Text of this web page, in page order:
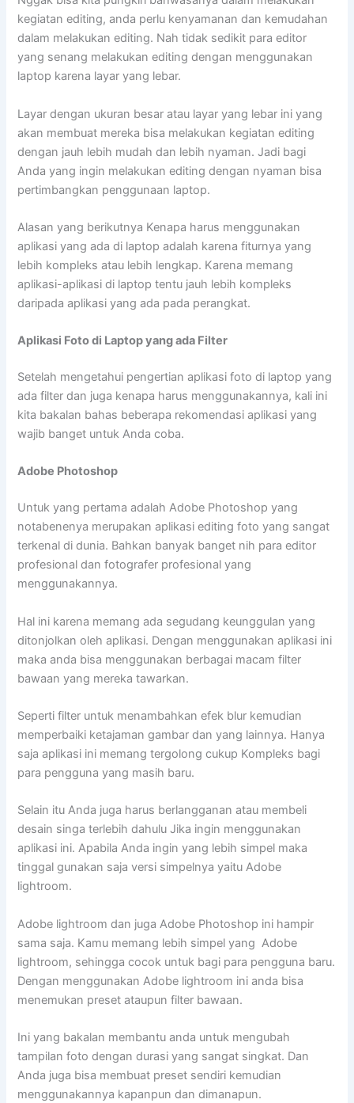
kegiatan editing, anda perlu kenyamanan dan kemudahan
dalam melakukan editing. Nah tidak sedikit para editor
yang senang melakukan editing dengan menggunakan
laptop karena layar yang lebar.
Layar dengan ukuran besar atau layar yang lebar ini yang
akan membuat mereka bisa melakukan kegiatan editing
dengan jauh lebih mudah dan lebih nyaman. Jadi bagi
Anda yang ingin melakukan editing dengan nyaman bisa
pertimbangkan penggunaan laptop.
Alasan yang berikutnya Kenapa harus menggunakan
aplikasi yang ada di laptop adalah karena fiturnya yang
lebih kompleks atau lebih lengkap. Karena memang
aplikasi-aplikasi di laptop tentu jauh lebih kompleks
daripada aplikasi yang ada pada perangkat.
Aplikasi Foto di Laptop yang ada Filter
Setelah mengetahui pengertian aplikasi foto di laptop yang
ada filter dan juga kenapa harus menggunakannya, kali ini
kita bakalan bahas beberapa rekomendasi aplikasi yang
wajib banget untuk Anda coba.
Adobe Photoshop
Untuk yang pertama adalah Adobe Photoshop yang
notabenenya merupakan aplikasi editing foto yang sangat
terkenal di dunia. Bahkan banyak banget nih para editor
profesional dan fotografer profesional yang
menggunakannya.
Hal ini karena memang ada segudang keunggulan yang
ditonjolkan oleh aplikasi. Dengan menggunakan aplikasi ini
maka anda bisa menggunakan berbagai macam filter
bawaan yang mereka tawarkan.
Seperti filter untuk menambahkan efek blur kemudian
memperbaiki ketajaman gambar dan yang lainnya. Hanya
saja aplikasi ini memang tergolong cukup Kompleks bagi
para pengguna yang masih baru.
Selain itu Anda juga harus berlangganan atau membeli
desain singa terlebih dahulu Jika ingin menggunakan
aplikasi ini. Apabila Anda ingin yang lebih simpel maka
tinggal gunakan saja versi simpelnya yaitu Adobe
lightroom.
Adobe lightroom dan juga Adobe Photoshop ini hampir
sama saja. Kamu memang lebih simpel yang Adobe
lightroom, sehingga cocok untuk bagi para pengguna baru.
Dengan menggunakan Adobe lightroom ini anda bisa
menemukan preset ataupun filter bawaan.
Ini yang bakalan membantu anda untuk mengubah
tampilan foto dengan durasi yang sangat singkat. Dan
Anda juga bisa membuat preset sendiri kemudian
menggunakannya kapanpun dan dimanapun.